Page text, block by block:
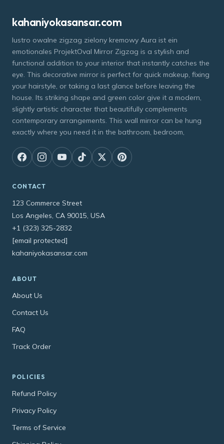
kahaniyokasansar.com
lustro owalne zigzag zielony kremowy Aura ist ein
emotionales ProjektOval Mirror Zigzag is a stylish and
functional addition to your interior that instantly catches the
eye. This decorative mirror is perfect for quick makeup, fixing
your hairstyle, or taking a last glance before leaving the
house. Its striking shape and green color give it a modern,
slightly artistic character that beautifully complements
contemporary arrangements. This wall mirror can be hung
exactly where you need it in the bathroom, bedroom,
CONTACT
123 Commerce Street
Los Angeles, CA 90015, USA
+1 (323) 325-2832
[email protected]
kahaniyokasansar.com
ABOUT
About Us
Contact Us
FAQ
Track Order
POLICIES
Refund Policy
Privacy Policy
Terms of Service